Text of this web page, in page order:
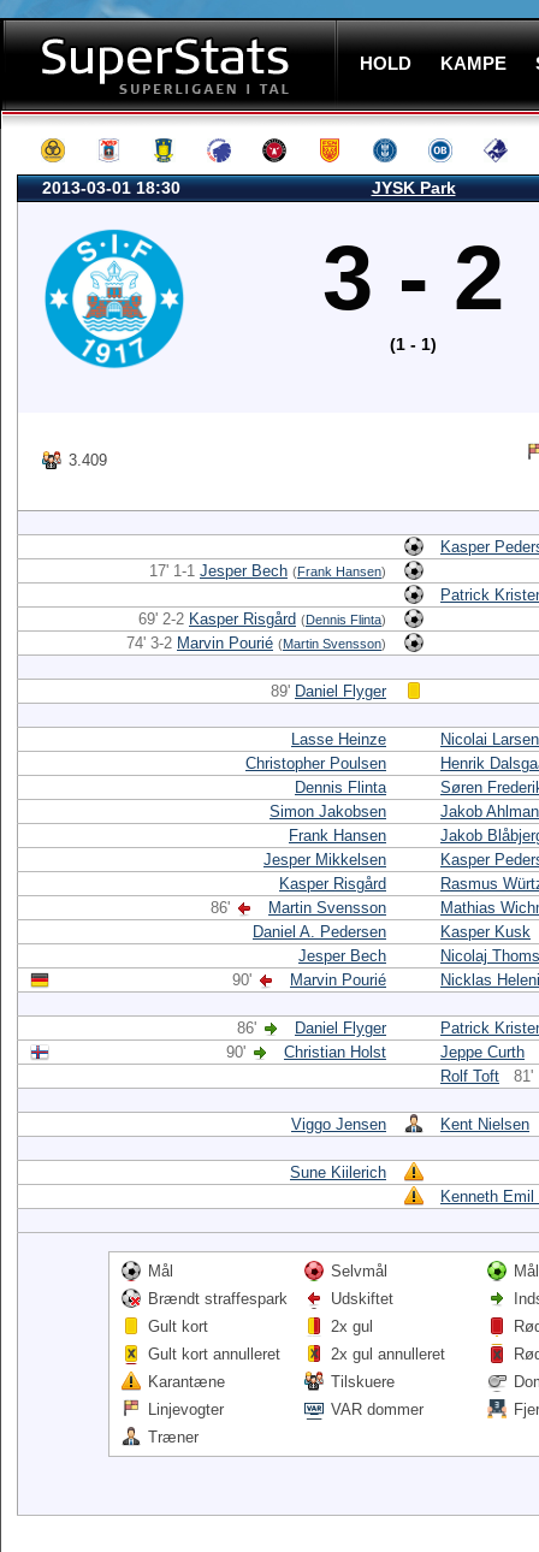
HOLD KAMPE
2013-03-01 18:30 JYSK Park
3 - 2
(1 - 1)
3.409
Kasper
17' 1-1 Jesper Bech (Frank Hansen)
Patrick
69' 2-2 Kasper Risgård (Dennis Flinta)
74' 3-2 Marvin Pourié (Martin Svensson)
89' Daniel Flyger
Lasse Heinze
Nicolai Larsen
Christopher Poulsen
Henrik
Dennis Flinta
Søren
Simon Jakobsen
Jakob
Frank Hansen
Jakob
Jesper Mikkelsen
Kasper
Kasper Risgård
Rasmus
86'
Martin Svensson
Mathias
Daniel A. Pedersen
Kasper Kusk
Jesper Bech
Nicolaj
90'
Marvin Pourié Nicklas
86' Daniel Flyger
Patrick
90'
Christian Holst
Jeppe Curth
Rolf Toft
81'
Viggo Jensen Kent Nielsen
Sune Kiilerich
Kenneth
Mål Selvmål
Brændt straffespark
Udskiftet
Gult kort
2x gul
Gult kort annulleret
2x gul annulleret
Karantæne
Tilskuere
Linjevogter
VAR dommer
Træner